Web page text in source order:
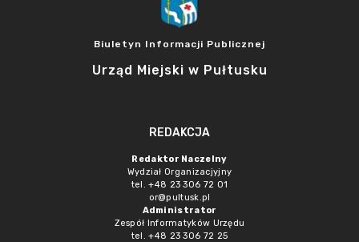
Biuletyn Informacji Publicznej
Urząd Miejski w Pułtusku
REDAKCJA
Redaktor Naczelny
Wydział Organizacjyjny
tel. +48 23 306 72 01
or@pultusk.pl
Administrator
Zespół Informatyków Urzędu
tel. +48 23 306 72 25